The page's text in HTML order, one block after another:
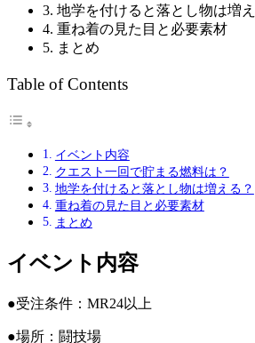
3. 地学を付けると落とし物は増
4. 重ね着の見た目と必要素材
5. まとめ
Table of Contents
イベント内容
クエスト一回で貯まる燃料は？
地学を付けると落とし物は増える？
重ね着の見た目と必要素材
まとめ
イベント内容
●受注条件：MR24以上
●場所：闘技場